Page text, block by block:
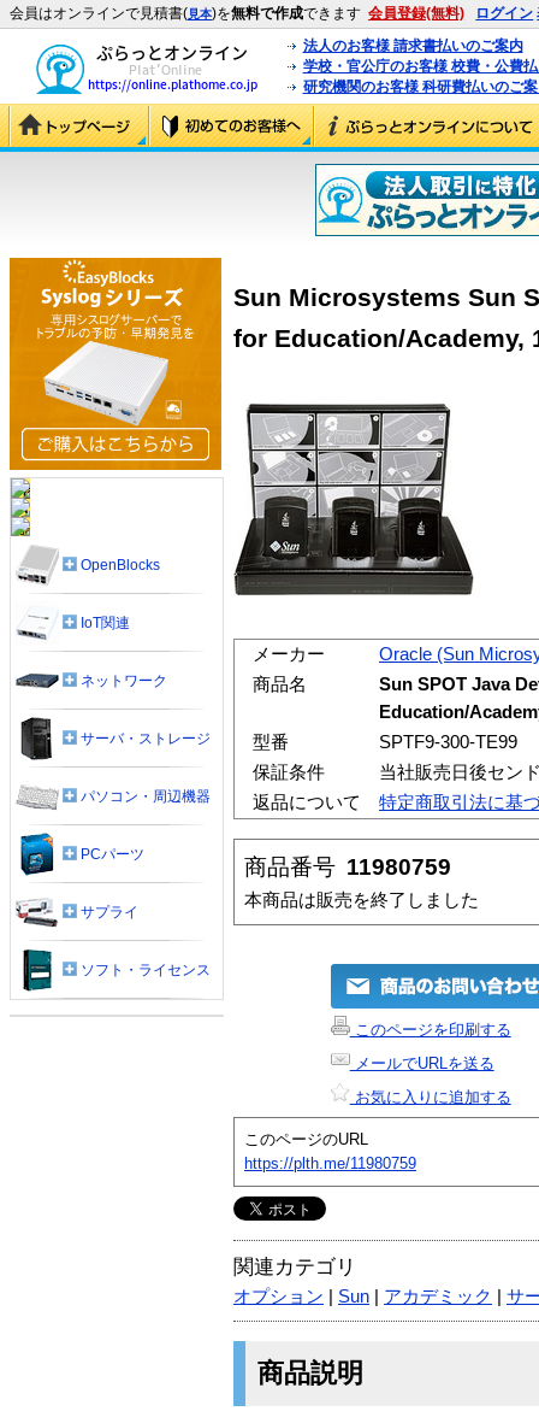
会員はオンラインで見積書(見本)を無料で作成できます 会員登録(無料) ログイン
法人のお客様 請求書払いのご案内
学校・官公庁のお客様 校費・公費
研究機関のお客様 科研費払いのご
Sun Microsystems Sun
for Education/Academy,
メーカー
Oracle (Sun
商品名
Sun SPOT Java
Education/
型番
SPTF9-300-TE99
保証条件
当社販売日後セン
返品について
特定商取引法に基
商品番号 11980759
本商品は販売を終了しました
このページを印刷する
メールでURLを送る
お気に入りに追加する
このページのURL
https://plth.me/11980759
関連カテゴリ
オプション Sun アカデミック サ
商品説明
OpenBlocks
IoT関連
ネットワーク
サーバ・ストレージ
パソコン・周辺機器
PCパーツ
サプライ
ソフト・ライセンス